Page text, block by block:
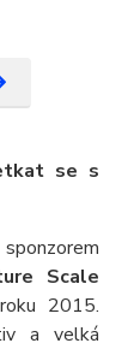
se s
Scale
2015.
a velká